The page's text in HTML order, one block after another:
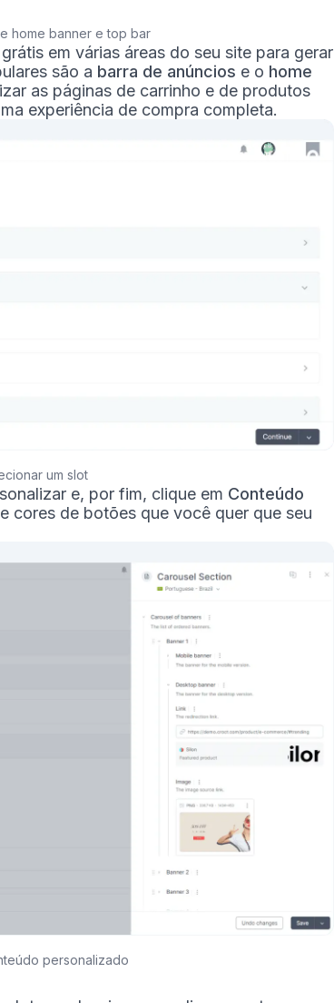
home banner e top bar
em várias áreas do seu site para gerar
são a barra de anúncios e o home
as páginas de carrinho e de produtos
experiência de compra completa.
um slot
e, por fim, clique em Conteúdo
cores de botões que você quer que seu
personalizado